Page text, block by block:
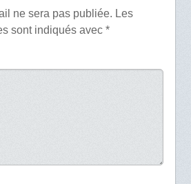
ne sera pas publiée. Les
sont indiqués avec *